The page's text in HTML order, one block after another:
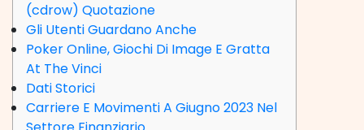
(cdrow) Quotazione
Gli Utenti Guardano Anche
Poker Online, Giochi Di Image E Gratta
At The Vinci
Dati Storici
Carriere E Movimenti A Giugno 2023 Nel